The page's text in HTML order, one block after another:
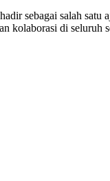
sebagai salah satu
kolaborasi di seluruh